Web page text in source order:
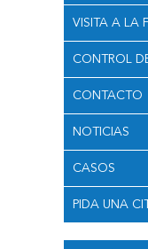
VISITA A LA
CONTROL
CONTACTO
NOTICIAS
CASOS
PIDA UNA